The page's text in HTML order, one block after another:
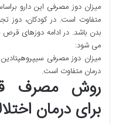
میزان دوز مصرفی این دارو
متفاوت است. در کودکان، دوز
بدن باشد. در ادامه دوزهای قرص
می شود:
میزان دوز مصرفی
درمان متفاوت است.
روش مصرف
برای درمان